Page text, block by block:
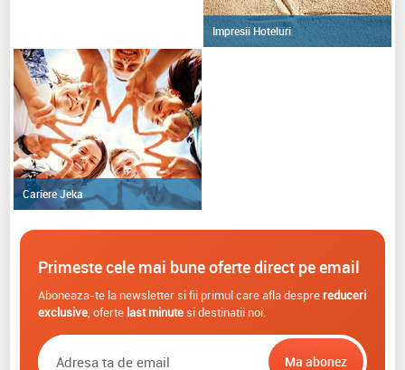
Impresii Hoteluri
Cariere Jeka
Primeste cele mai bune oferte direct pe email
Aboneaza-te la newsletter si fii primul care afla despre reduceri
exclusive, oferte last minutesi destinatii noi.